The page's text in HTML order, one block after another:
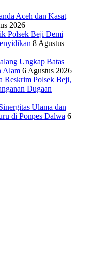
Aceh dan Kasat
2026
Polsek Beji Demi
8 Agustus
Ungkap Batas
Alam 6 Agustus 2026
Reskrim Polsek Beji,
Dugaan
Ulama dan
di Ponpes Dalwa 6